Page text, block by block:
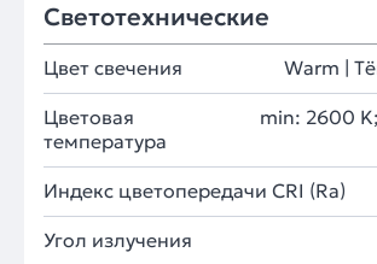
Светотехнические
Цвет свечения Warm |
Цветовая
температура
min: 2600
Индекс цветопередачи CRI (Ra)
Угол излучения